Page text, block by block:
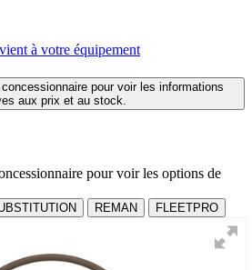
à votre équipement
pour voir les informations
aux prix et au stock.
pour voir les options de
REMAN FLEETPRO